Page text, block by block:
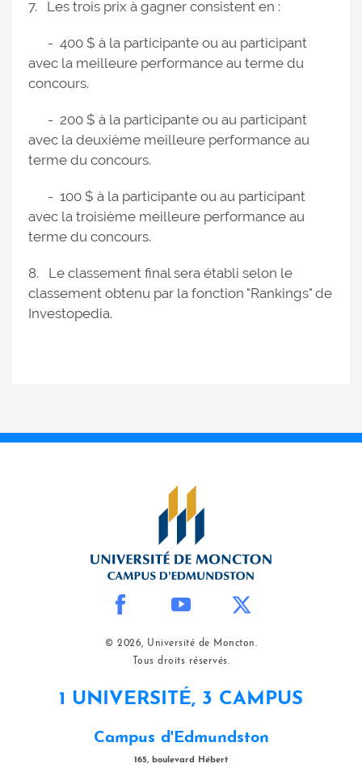
7. Les trois prix à gagner consistent en :
- 400 $ à la participante ou au participant
avec la meilleure performance au terme du
concours.
- 200 $ à la participante ou au participant
avec la deuxième meilleure performance au
terme du concours.
- 100 $ à la participante ou au participant
avec la troisième meilleure performance au
terme du concours.
8. Le classement final sera établi selon le
classement obtenu par la fonction "Rankings" de
Investopedia.
© 2026, Université de Moncton.
Tous droits réservés.
1 UNIVERSITÉ, 3 CAMPUS
Campus d'Edmundston
165, boulevard Hébert